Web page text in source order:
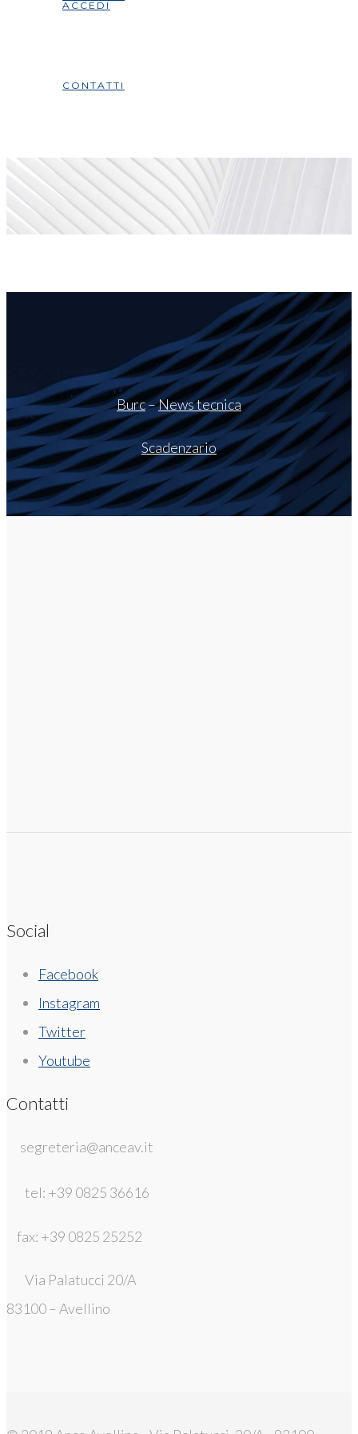
ACCEDI
CONTATTI
Burc–News tecnica
Scadenzario
Social
Facebook
Instagram
Twitter
Youtube
Contatti
segreteria@anceav.it
tel: +39 0825 36616
fax: +39 0825 25252
Via Palatucci 20/A
83100 – Avellino